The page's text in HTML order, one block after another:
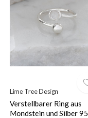
Lime Tree Design
Verstellbarer Ring aus
Mondstein und Silber 95